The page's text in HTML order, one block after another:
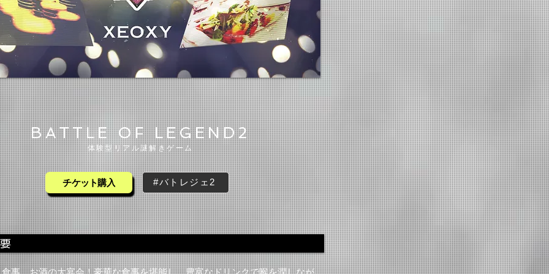
​BATTLE OF LEGEND2
​体験型リアル謎解きゲーム
チケット購入 #バトレジェ2
事、お酒の大宴会！豪華な食事を堪能し、豊富なドリンクで喉を潤しなが